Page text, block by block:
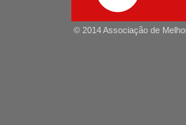
© 2014 Associação de